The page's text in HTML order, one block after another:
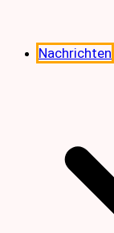
Nachrichten